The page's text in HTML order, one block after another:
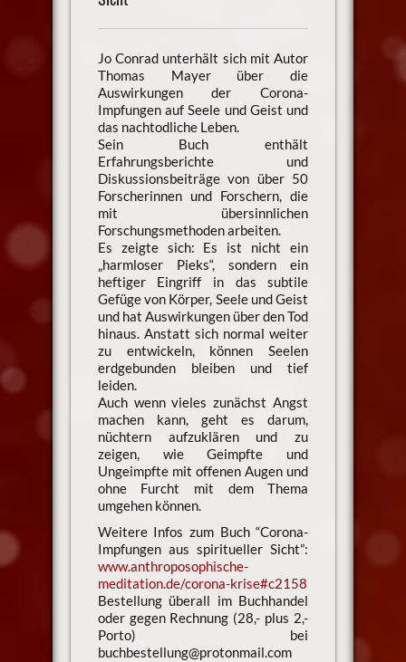
Jo Conrad unterhält sich mit Autor
Thomas Mayer über die
Auswirkungen der Corona-
Impfungen auf Seele und Geist und
das nachtodliche Leben.
Sein Buch enthält
Erfahrungsberichte und
Diskussionsbeiträge von über 50
Forscherinnen und Forschern, die
mit übersinnlichen
Forschungsmethoden arbeiten.
Es zeigte sich: Es ist nicht ein
„harmloser Pieks“, sondern ein
heftiger Eingriff in das subtile
Gefüge von Körper, Seele und Geist
und hat Auswirkungen über den Tod
hinaus. Anstatt sich normal weiter
zu entwickeln, können Seelen
erdgebunden bleiben und tief
leiden.
Auch wenn vieles zunächst Angst
machen kann, geht es darum,
nüchtern aufzuklären und zu
zeigen, wie Geimpfte und
Ungeimpfte mit offenen Augen und
ohne Furcht mit dem Thema
umgehen können.
Weitere Infos zum Buch “Corona-
Impfungen aus spiritueller Sicht”:
www.anthroposophische-
meditation.de/corona-krise#c2158
Bestellung überall im Buchhandel
oder gegen Rechnung (28,- plus 2,-
Porto) bei
buchbestellung@protonmail.com